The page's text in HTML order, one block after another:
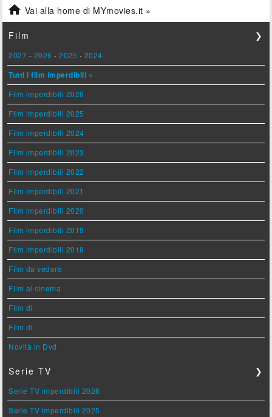
 Vai alla home di MYmovies.it »
Film ❯
2027 - 2026 -2025 - 2024
Tutti i film imperdibili »
Film imperdibili 2026
Film imperdibili 2025
Film imperdibili 2024
Film imperdibili 2023
Film imperdibili 2022
Film imperdibili 2021
Film imperdibili 2020
Film imperdibili 2019
Film imperdibili 2018
Film da vedere
Film al cinema
Film di
Film di
Novità in Dvd
Serie TV ❯
Serie TV imperdibili 2026
Serie TV imperdibili 2025